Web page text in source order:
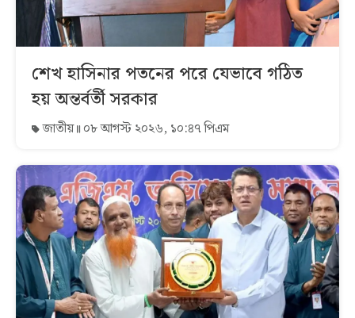
শেখ হাসিনার পতনের পরে যেভাবে গঠিত
হয় অন্তর্বর্তী সরকার
জাতীয় ০৮ আগস্ট ২০২৬, ১০:৪৭ পিএম